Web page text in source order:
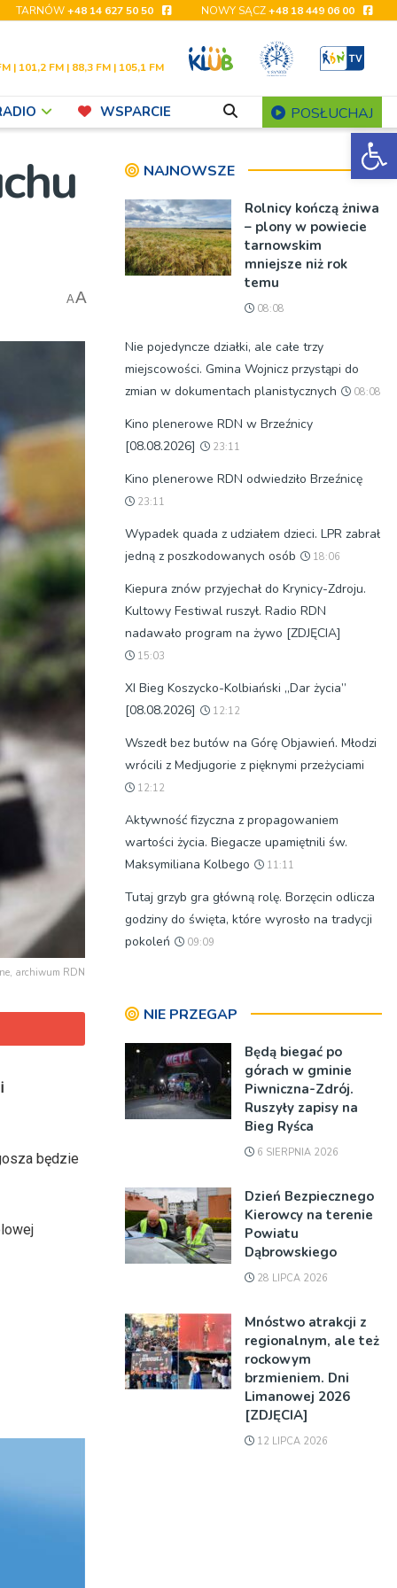
TARNÓW+48 14 627 50 50 NOWY SĄCZ+48 18 449 06 00
| 101,2 FM | 88,3 FM | 105,1 FM
WSPARCIE POSŁUCHAJ
AA
archiwum RDN
będzie
NAJNOWSZE
Rolnicy kończą żniwa
– plony w powiecie
tarnowskim
mniejsze niż rok
temu
08:08
Nie pojedyncze działki, ale całe trzy
miejscowości. Gmina Wojnicz przystąpi do
zmian w dokumentach planistycznych
08:08
Kino plenerowe RDN w Brzeźnicy
[08.08.2026]
23:11
Kino plenerowe RDN odwiedziło Brzeźnicę
23:11
Wypadek quada z udziałem dzieci. LPR zabrał
jedną z poszkodowanych osób
18:06
Kiepura znów przyjechał do Krynicy-Zdroju.
Kultowy Festiwal ruszył. Radio RDN
nadawało program na żywo [ZDJĘCIA]
15:03
XI Bieg Koszycko-Kolbiański „Dar życia”
[08.08.2026]
12:12
Wszedł bez butów na Górę Objawień. Młodzi
wrócili z Medjugorie z pięknymi przeżyciami
12:12
Aktywność fizyczna z propagowaniem
wartości życia. Biegacze upamiętnili św.
Maksymiliana Kolbego
11:11
Tutaj grzyb gra główną rolę. Borzęcin odlicza
godziny do święta, które wyrosło na tradycji
pokoleń
09:09
NIE PRZEGAP
Będą biegać po
górach w gminie
Piwniczna-Zdrój.
Ruszyły zapisy na
Bieg Ryśca
6 SIERPNIA 2026
Dzień Bezpiecznego
Kierowcy na terenie
Powiatu
Dąbrowskiego
28 LIPCA 2026
Mnóstwo atrakcji z
regionalnym, ale też
rockowym
brzmieniem. Dni
Limanowej 2026
[ZDJĘCIA]
12 LIPCA 2026